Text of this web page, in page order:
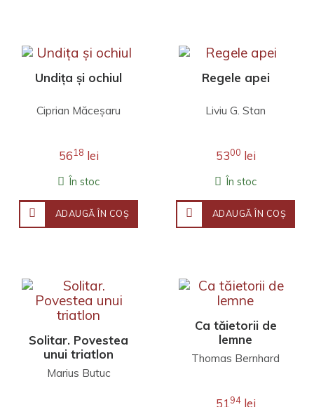
Undița și ochiul
Ciprian Măceşaru
5618 lei
În stoc
ADAUGĂ ÎN COŞ
Regele apei
Liviu G. Stan
5300 lei
În stoc
ADAUGĂ ÎN COŞ
Solitar. Povestea
unui triatlon
Marius Butuc
Ca tăietorii de
lemne
Thomas Bernhard
5194lei